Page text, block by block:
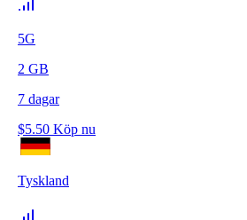
5G
2 GB
7 dagar
$5.50 Köp nu
Tyskland